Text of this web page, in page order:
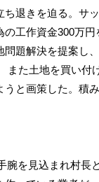
退きを迫る。サ
工作資金300万
題解決を提案し
また土地を買い付
と画策した。積
を見込まれ村長